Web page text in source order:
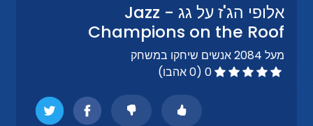
אלופי הג'ז על גג - Jazz
Champions on the Roof
מעל 2084 אנשים שיחקו במשחק
0 (0 אהבו)